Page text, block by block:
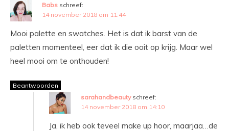
Babs schreef:
14 november 2018 om 11:44
Mooi palette en swatches. Het is dat ik barst van de
paletten momenteel, eer dat ik die ooit op krijg. Maar wel
heel mooi om te onthouden!
Beantwoorden
sarahandbeauty schreef:
14 november 2018 om 14:10
Ja, ik heb ook teveel make up hoor, maarjaa…de